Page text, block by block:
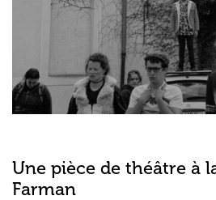
Une pièce de théâtre à
Farman